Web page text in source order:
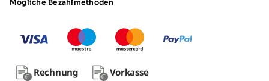
Mögliche Bezahlmethoden
Rechnung Vorkasse